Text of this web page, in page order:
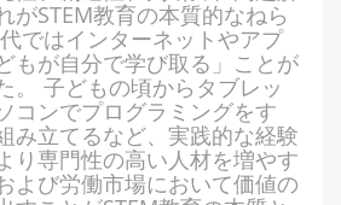
がSTEM教育の本質的なねら
ではインターネットやアプ
もが自分で学び取る」ことが
。 子どもの頃からタブレッ
コンでプログラミングをす
み立てるなど、実践的な経験
り専門性の高い人材を増やす
よび労働市場において価値の